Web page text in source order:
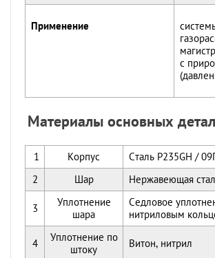
Применение
с
Материалы основных
1 Корпус
Сталь P235GH /
2
Шар Нержавеющая
3
Уплотнение
шара
Седловое
нитриловым
4
Уплотнение по
штоку
Витон, нитрил